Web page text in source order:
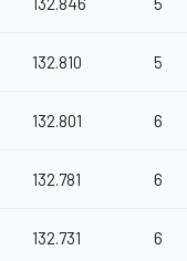
132.810 5
132.801 6
132.781 6
132.731 6